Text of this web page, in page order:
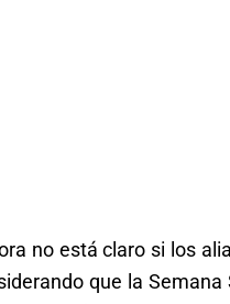
no está claro si los
que la